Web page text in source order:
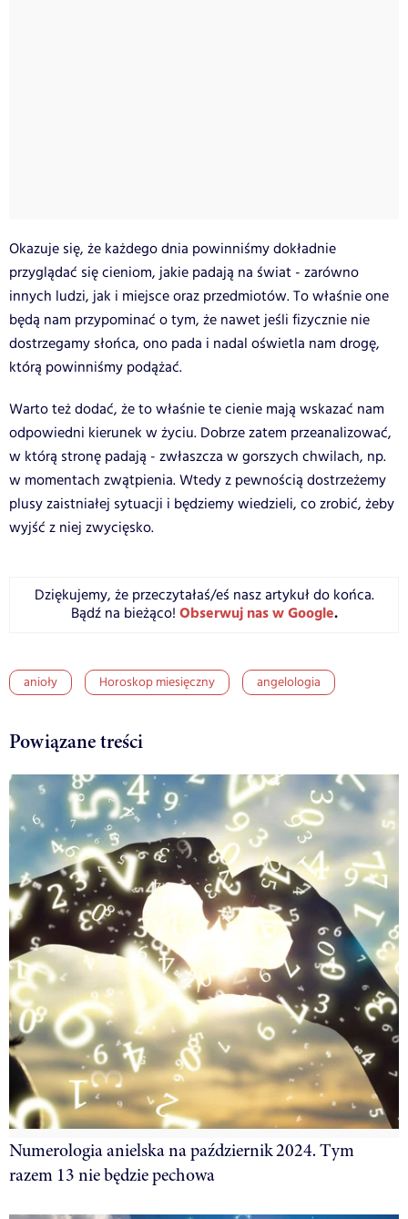
Okazuje się, że każdego dnia powinniśmy dokładnie
przyglądać się cieniom, jakie padają na świat - zarówno
innych ludzi, jak i miejsce oraz przedmiotów. To właśnie one
będą nam przypominać o tym, że nawet jeśli fizycznie nie
dostrzegamy słońca, ono pada i nadal oświetla nam drogę,
którą powinniśmy podążać.
Warto też dodać, że to właśnie te cienie mają wskazać nam
odpowiedni kierunek w życiu. Dobrze zatem przeanalizować,
w którą stronę padają - zwłaszcza w gorszych chwilach, np.
w momentach zwątpienia. Wtedy z pewnością dostrzeżemy
plusy zaistniałej sytuacji i będziemy wiedzieli, co zrobić, żeby
wyjść z niej zwycięsko.
Dziękujemy, że przeczytałaś/eś nasz artykuł do końca.
Bądź na bieżąco! Obserwuj nas w Google.
anioły Horoskop miesięczny angelologia
Powiązane treści
Numerologia anielska na październik 2024. Tym
razem 13 nie będzie pechowa